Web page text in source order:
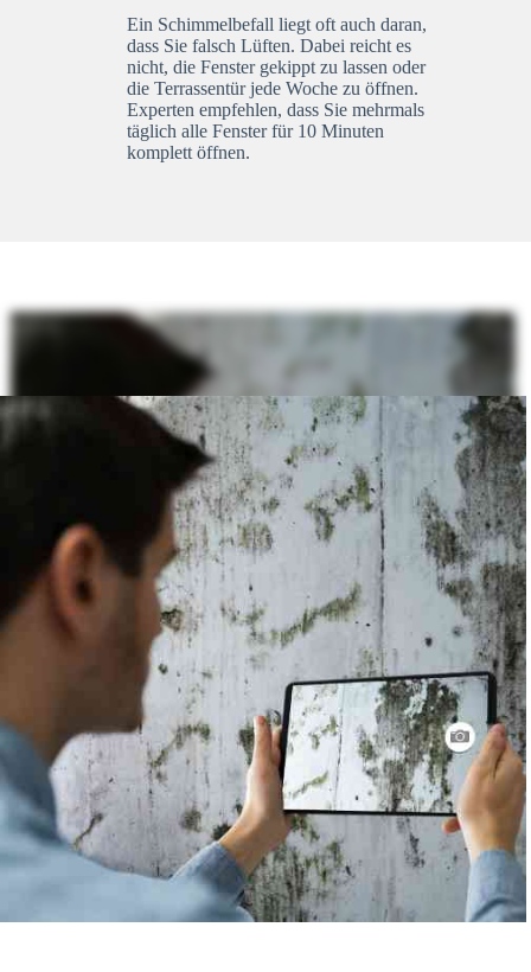
Ein Schimmelbefall liegt oft auch daran,
dass Sie falsch Lüften. Dabei reicht es
nicht, die Fenster gekippt zu lassen oder
die Terrassentür jede Woche zu öffnen.
Experten empfehlen, dass Sie mehrmals
täglich alle Fenster für 10 Minuten
komplett öffnen.